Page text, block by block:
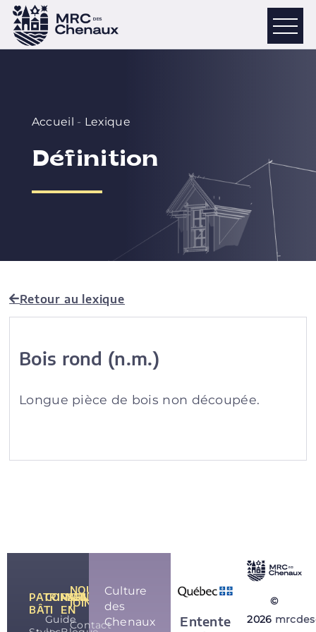
Accueil - Lexique
Définition
Retour au lexique
Bois rond (n.m.)
Longue pièce de bois non découpée.
PATRIMOINE
BÂTI
CONSEILS
Guide
PARLONS-
EN
NOUS
JOINDRE
Contact
Entente
©
2026
Culture
des
Chenaux